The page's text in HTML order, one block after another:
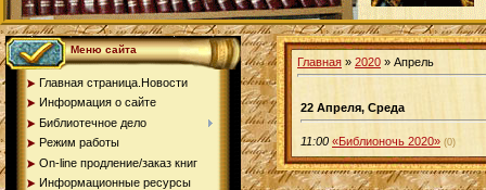
Меню сайта
Главная страница.Новости
Информация о сайте
Библиотечное дело
Режим работы
On-line продление/заказ книг
Информационные ресурсы
Главная » 2020 » Апрель
22 Апреля, Среда
11:00 «Библионочь 2020» (0)